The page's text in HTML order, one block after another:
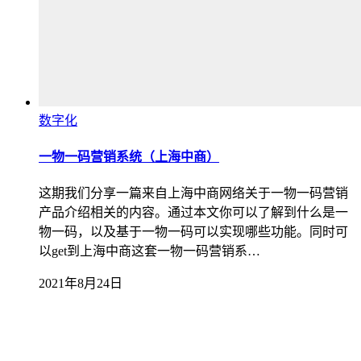
数字化
一物一码营销系统（上海中商）
这期我们分享一篇来自上海中商网络关于一物一码营销
产品介绍相关的内容。通过本文你可以了解到什么是一
物一码，以及基于一物一码可以实现哪些功能。同时可
以get到上海中商这套一物一码营销系…
2021年8月24日